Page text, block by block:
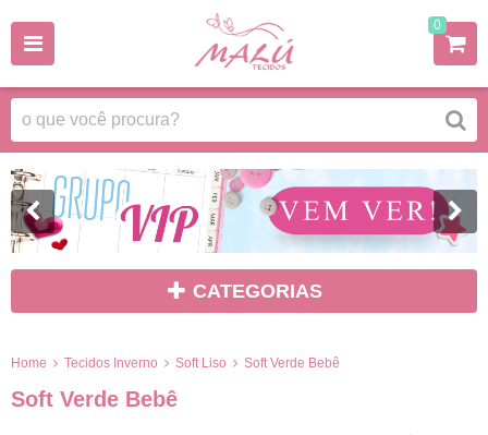
0
CATEGORIAS
Home Tecidos Inverno Soft Liso Soft Verde Bebê
Soft Verde Bebê